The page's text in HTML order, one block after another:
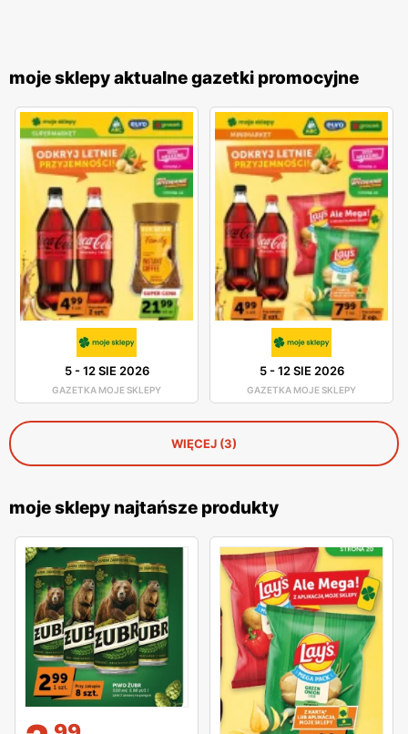
moje sklepy aktualne gazetki promocyjne
5-12 SIE 2026
GAZETKA MOJE SKLEPY
5-12 SIE 2026
GAZETKA MOJE SKLEPY
WIĘCEJ (3)
moje sklepy najtańsze produkty